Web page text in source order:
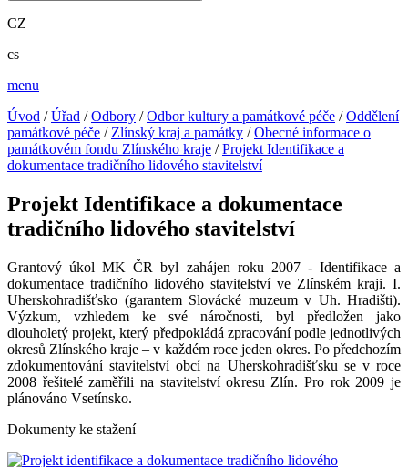
CZ
cs
menu
Úvod /Úřad /Odbory /Odbor kultury a památkové péče /Oddělení
památkové péče / Zlínský kraj a památky /Obecné informace o
památkovém fondu Zlínského kraje /Projekt Identifikace a
dokumentace tradičního lidového stavitelství
Projekt Identifikace a dokumentace
tradičního lidového stavitelství
Grantový úkol MK ČR byl zahájen roku 2007 - Identifikace a
dokumentace tradičního lidového stavitelství ve Zlínském kraji. I.
Uherskohradišťsko (garantem Slovácké muzeum v Uh. Hradišti).
Výzkum, vzhledem ke své náročnosti, byl předložen jako
dlouholetý projekt, který předpokládá zpracování podle jednotlivých
okresů Zlínského kraje – v každém roce jeden okres. Po předchozím
zdokumentování stavitelství obcí na Uherskohradišťsku se v roce
2008 řešitelé zaměřili na stavitelství okresu Zlín. Pro rok 2009 je
plánováno Vsetínsko.
Dokumenty ke stažení